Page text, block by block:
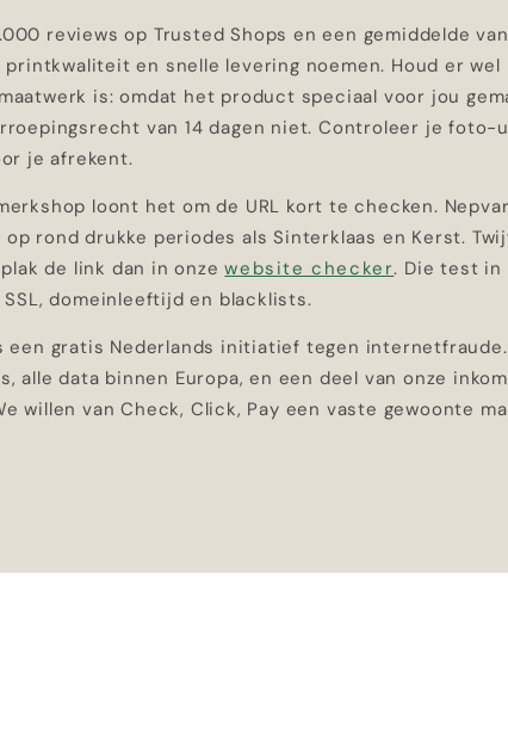
reviews op Trusted Shops en een gemiddelde
en snelle levering noemen. Houd er wel
is: omdat het product speciaal voor jou
van 14 dagen niet. Controleer je foto-
je afrekent.
loont het om de URL kort te checken.
op rond drukke periodes als Sinterklaas en Kerst.
de link dan in onzewebsite checker. Die test in
domeinleeftijd en blacklists.
een gratis Nederlands initiatief tegen
alle data binnen Europa, en een deel van onze
willen van Check, Click, Pay een vaste gewoonte